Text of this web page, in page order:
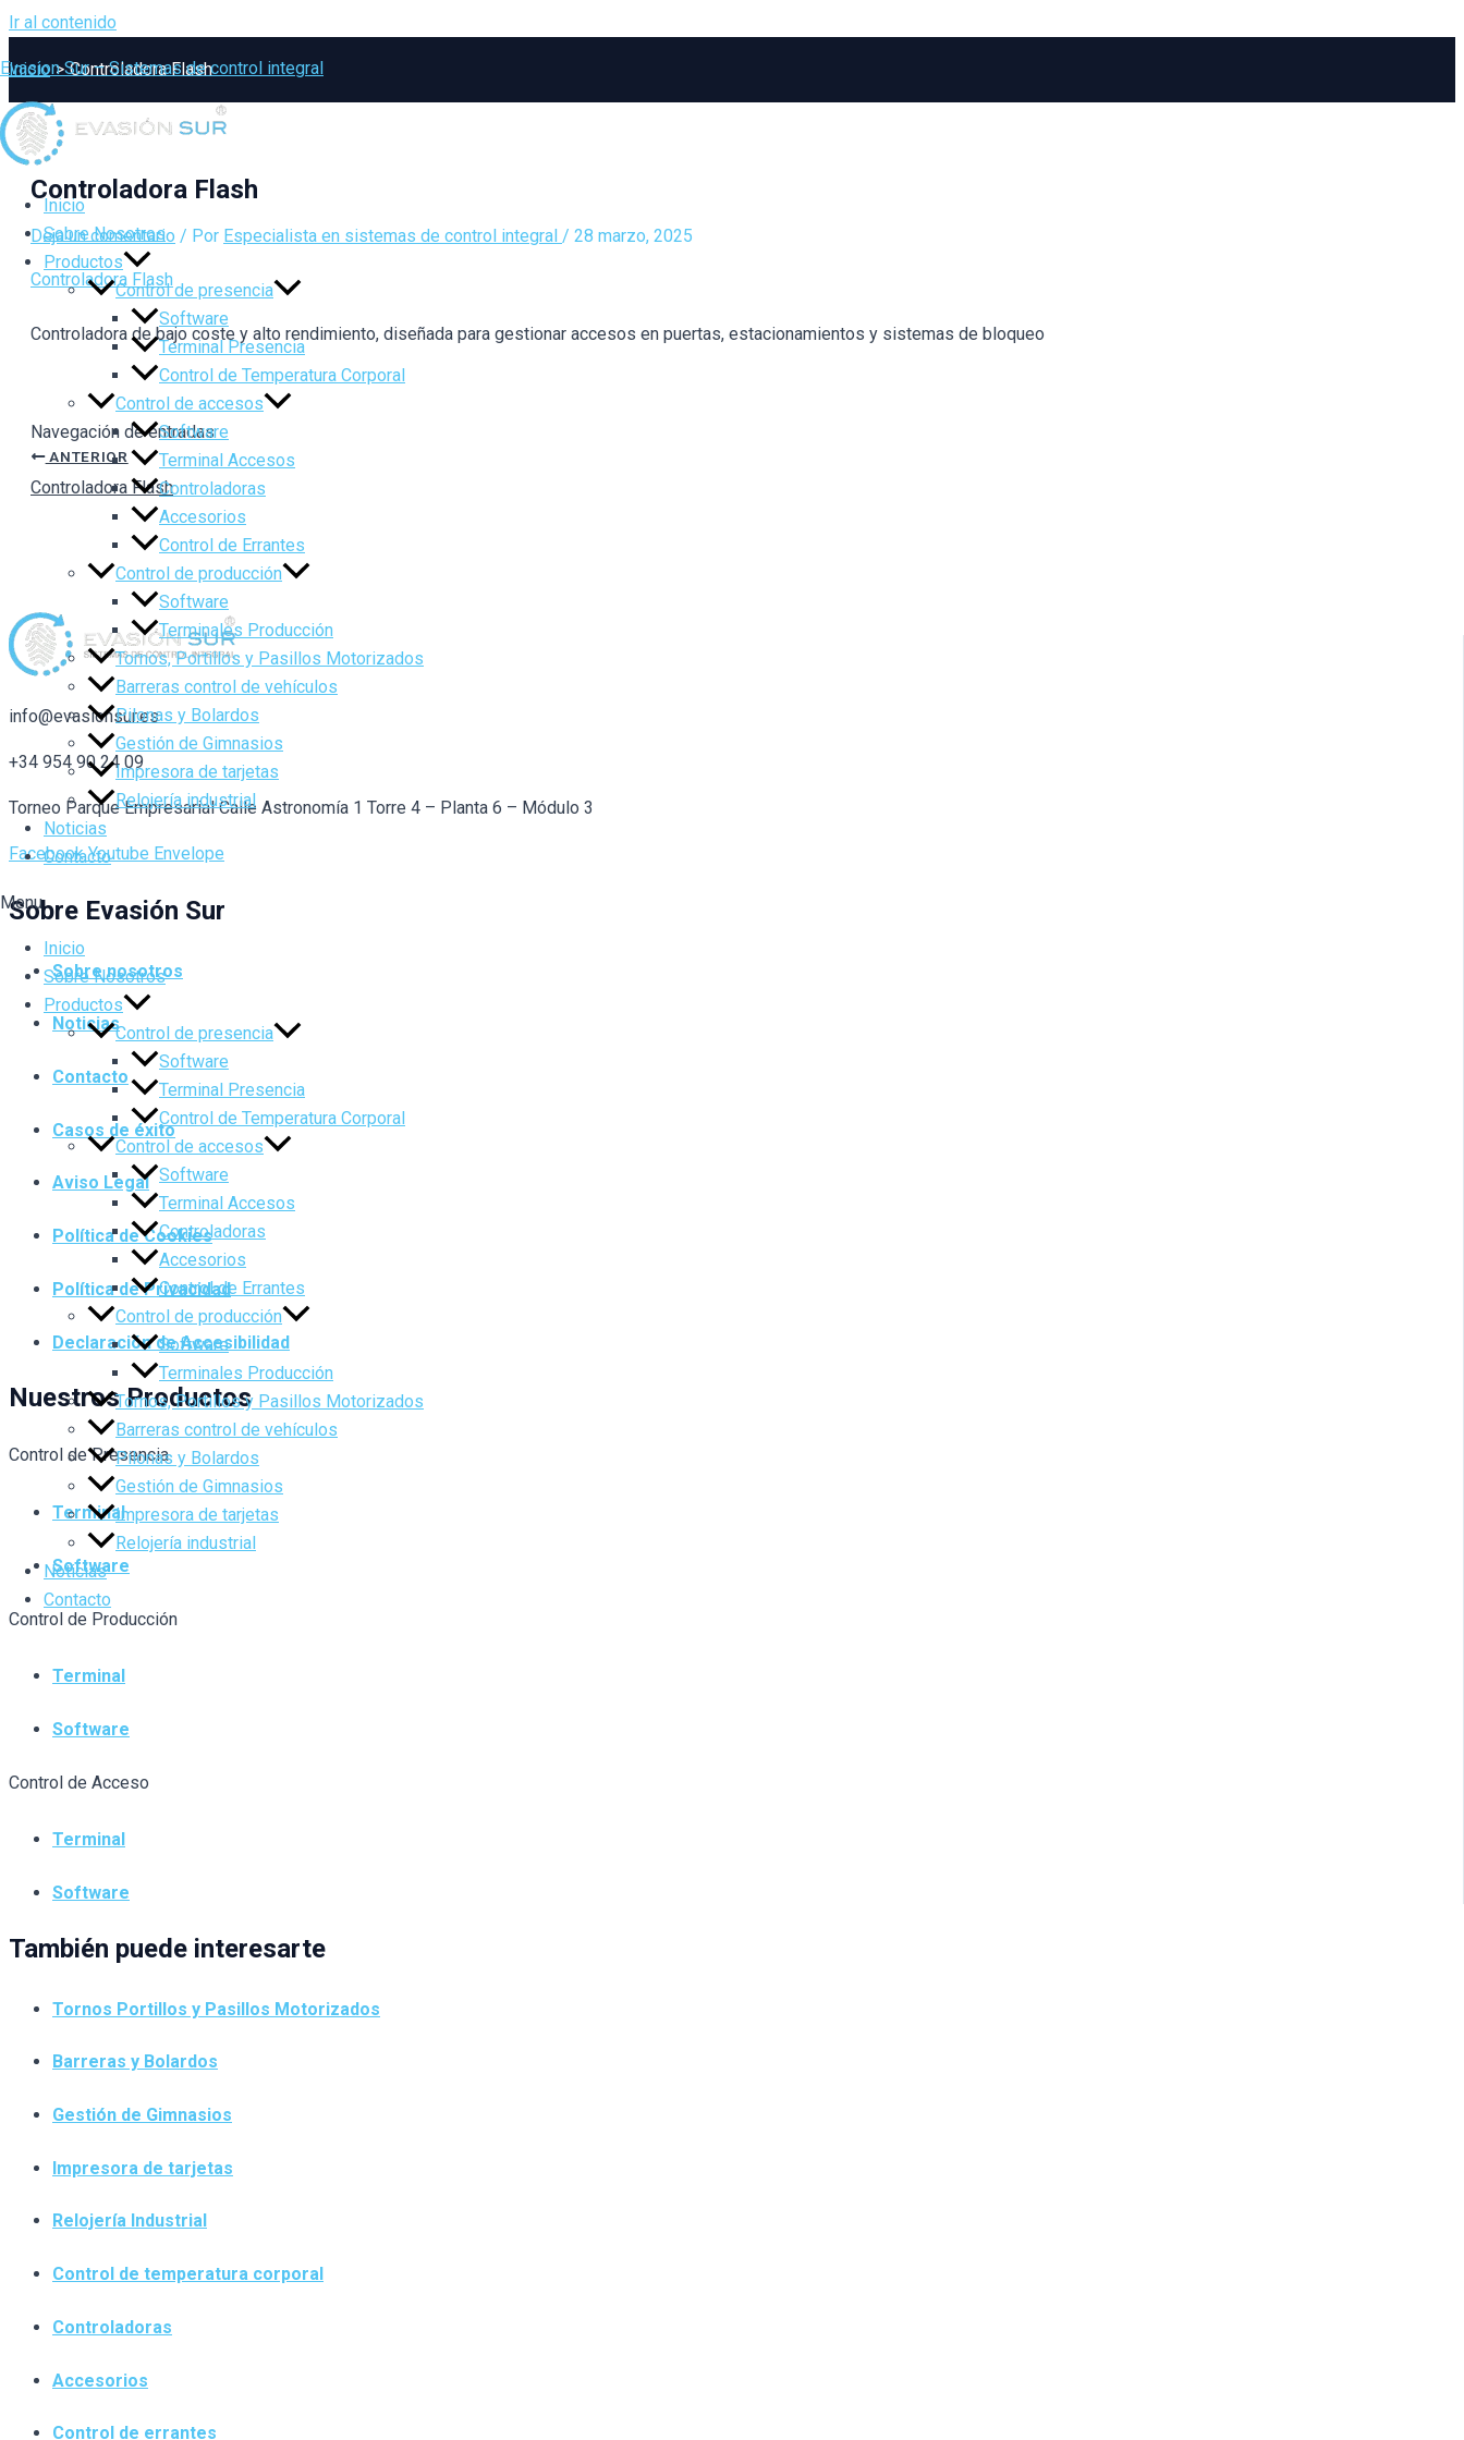
Ir al contenido
Evasion Sur – Sistemas de control integral
Inicio
Sobre Nosotros
Productos
Control de presencia
Software
Terminal Presencia
Control de Temperatura Corporal
Control de accesos
Software
Terminal Accesos
Controladoras
Accesorios
Control de Errantes
Control de producción
Software
Terminales Producción
Tornos, Portillos y Pasillos Motorizados
Barreras control de vehículos
Pilonas y Bolardos
Gestión de Gimnasios
Impresora de tarjetas
Relojería industrial
Noticias
Contacto
Menu
Inicio
Sobre Nosotros
Productos
Control de presencia
Software
Terminal Presencia
Control de Temperatura Corporal
Control de accesos
Software
Terminal Accesos
Controladoras
Accesorios
Control de Errantes
Control de producción
Software
Terminales Producción
Tornos, Portillos y Pasillos Motorizados
Barreras control de vehículos
Pilonas y Bolardos
Gestión de Gimnasios
Impresora de tarjetas
Relojería industrial
Noticias
Contacto
Inicio Controladora Flash
Controladora Flash
Deja un comentario / Por Especialista en sistemas de control integral / 28 marzo, 2025
Controladora Flash
Controladora de bajo coste y alto rendimiento, diseñada para gestionar accesos en puertas, estacionamientos y sistemas de bloqueo
Navegación de entradas
ANTERIOR
Controladora Flash
info@evasionsur.es
+34 954 90 24 09
Torneo Parque Empresarial Calle Astronomía 1 Torre 4 – Planta 6 – Módulo 3
Facebook Youtube Envelope
Sobre Evasión Sur
Sobre nosotros
Noticias
Contacto
Casos de éxito
Aviso Legal
Política de Cookies
Política de Privacidad
Declaración de Accesibilidad
Nuestros Productos
Control de Presencia
Terminal
Software
Control de Producción
Terminal
Software
Control de Acceso
Terminal
Software
También puede interesarte
Tornos Portillos y Pasillos Motorizados
Barreras y Bolardos
Gestión de Gimnasios
Impresora de tarjetas
Relojería Industrial
Control de temperatura corporal
Controladoras
Accesorios
Control de errantes